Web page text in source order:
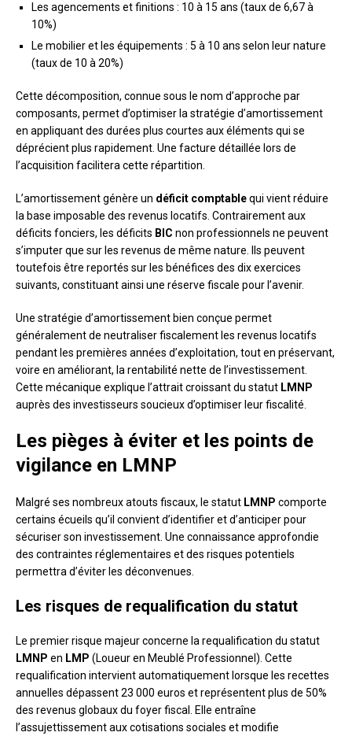
Les agencements et finitions : 10 à 15 ans (taux de 6,67 à
10%)
Le mobilier et les équipements : 5 à 10 ans selon leur nature
(taux de 10 à 20%)
Cette décomposition, connue sous le nom d’approche par
composants, permet d’optimiser la stratégie d’amortissement
en appliquant des durées plus courtes aux éléments qui se
déprécient plus rapidement. Une facture détaillée lors de
l’acquisition facilitera cette répartition.
L’amortissement génère un déficit comptablequi vient réduire
la base imposable des revenus locatifs. Contrairement aux
déficits fonciers, les déficits BIC non professionnels ne peuvent
s’imputer que sur les revenus de même nature. Ils peuvent
toutefois être reportés sur les bénéfices des dix exercices
suivants, constituant ainsi une réserve fiscale pour l’avenir.
Une stratégie d’amortissement bien conçue permet
généralement de neutraliser fiscalement les revenus locatifs
pendant les premières années d’exploitation, tout en préservant,
voire en améliorant, la rentabilité nette de l’investissement.
Cette mécanique explique l’attrait croissant du statut LMNP
auprès des investisseurs soucieux d’optimiser leur fiscalité.
Les pièges à éviter et les points de
vigilance en LMNP
Malgré ses nombreux atouts fiscaux, le statut LMNP comporte
certains écueils qu’il convient d’identifier et d’anticiper pour
sécuriser son investissement. Une connaissance approfondie
des contraintes réglementaires et des risques potentiels
permettra d’éviter les déconvenues.
Les risques de requalification du statut
Le premier risque majeur concerne la requalification du statut
LMNP en LMP (Loueur en Meublé Professionnel). Cette
requalification intervient automatiquement lorsque les recettes
annuelles dépassent 23 000 euros et représentent plus de 50%
des revenus globaux du foyer fiscal. Elle entraîne
l’assujettissement aux cotisations sociales et modifie